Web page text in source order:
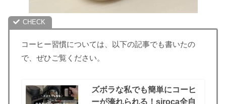
コーヒー習慣については、以下の記事でも書いたの
で、ぜひご覧ください。
ズボラな私でも簡単にコーヒ
ーが淹れられる！siroca全自